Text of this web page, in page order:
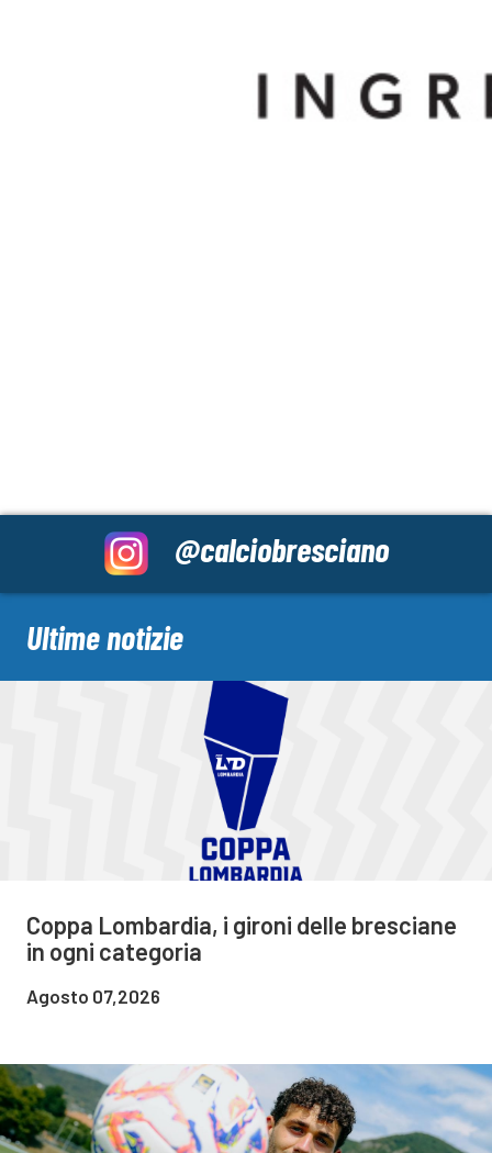
@calciobresciano
Ultime notizie
Coppa Lombardia, i gironi delle bresciane
in ogni categoria
Agosto 07,2026